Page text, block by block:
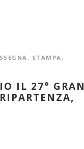
, STAMPA ,
IL 27° GRAN